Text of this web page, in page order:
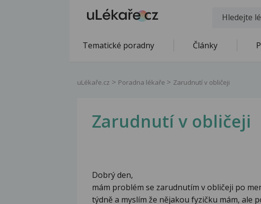
Tematické poradny Články
uLékaře.cz Poradna lékaře Zarudnutí v obličeji
Zarudnutí v obličeji
Dobrý den,
mám problém se zarudnutím v obličeji po
týdně a myslím že nějakou fyzičku mám, ale